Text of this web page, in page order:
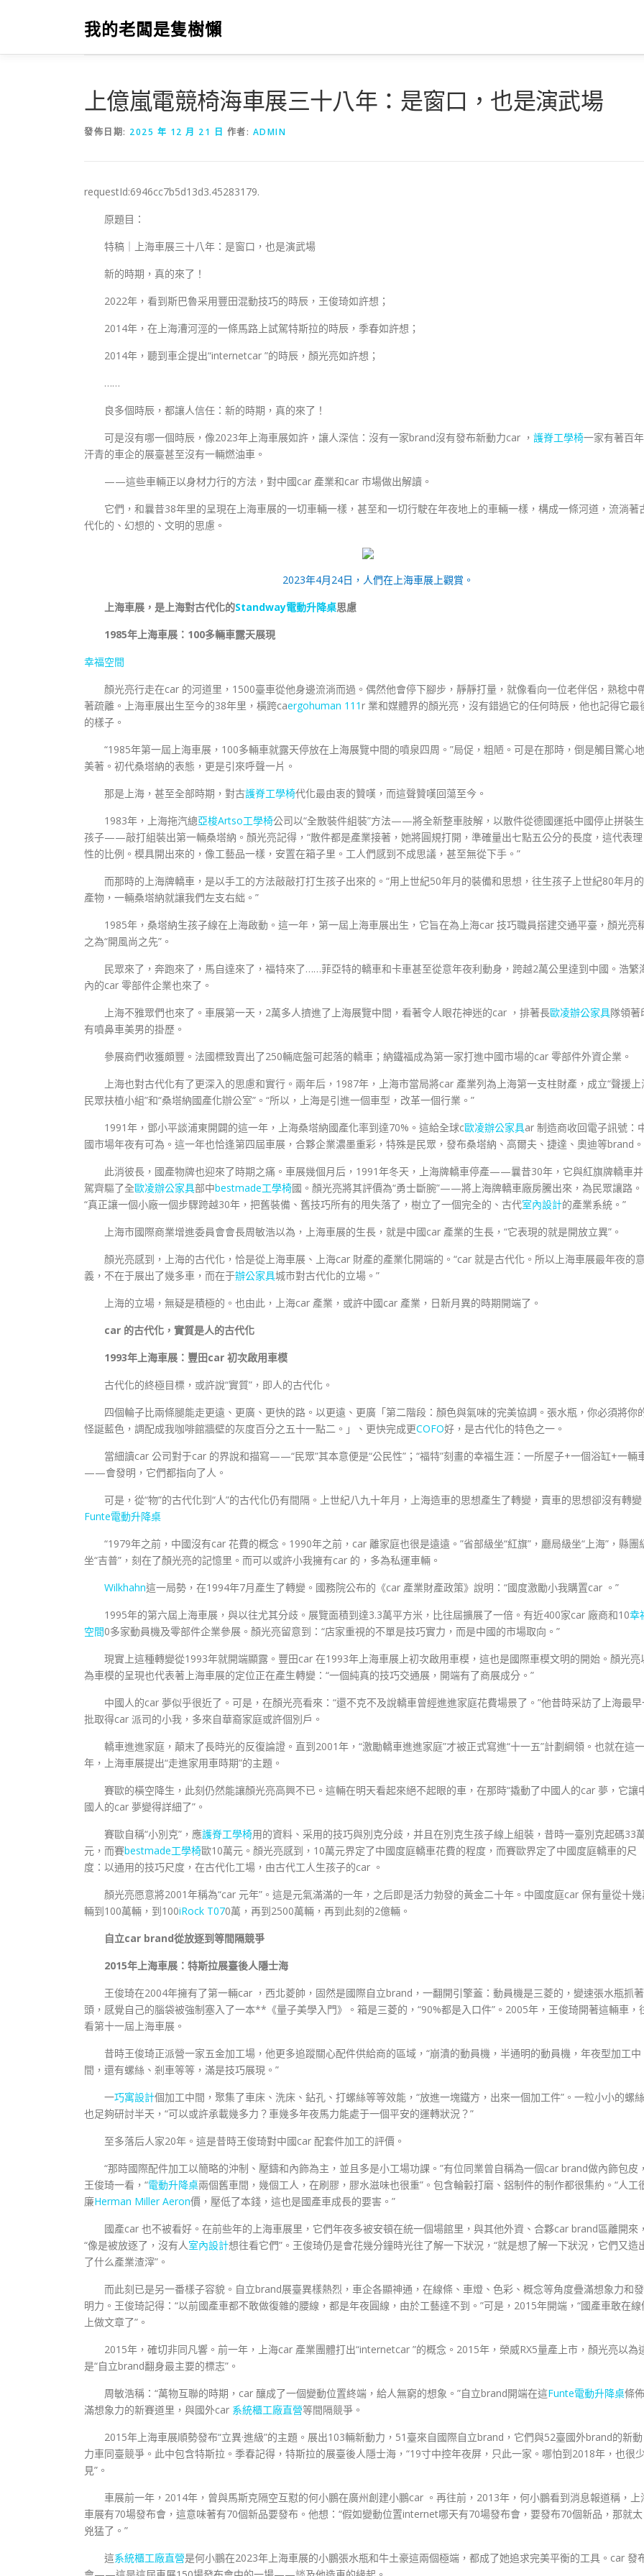
要
我的老闆是隻樹懶
上億嵐電競椅海車展三十八年：是窗口，也是演武場
發佈日期: 2025 年 12 月 21 日 作者: ADMIN
requestId:6946cc7b5d13d3.45283179.
原題目：
特稿｜上海車展三十八年：是窗口，也是演武場
新的時期，真的來了！
2022年，看到斯巴魯采用豐田混動技巧的時辰，王俊琦如許想；
2014年，在上海漕河涇的一條馬路上試駕特斯拉的時辰，季春如許想；
2014年，聽到車企提出“internetcar ”的時辰，顏光亮如許想；
……
良多個時辰，都讓人信任：新的時期，真的來了！
可是沒有哪一個時辰，像2023年上海車展如許，讓人深信：沒有一家brand沒有發布新動力car ， 護脊工學椅一家有著百年
汗青的車企的展臺甚至沒有一輛燃油車。
——這些車輛正以身材力行的方法，對中國car 產業和car 市場做出解讀。
它們，和曩昔38年里的呈現在上海車展的一切車輛一樣，甚至和一切行駛在年夜地上的車輛一樣，構成一條河道，流淌著
代化的、幻想的、文明的思慮。
2023年4月24日，人們在上海車展上觀賞。
上海車展，是上海對古代化的Standway電動升降桌思慮
1985年上海車展：100多輛車露天展現
幸福空間
顏光亮行走在car 的河道里，1500臺車從他身邊流淌而過。偶然他會停下腳步，靜靜打量，就像看向一位老伴侶，熟稔中
著疏離。上海車展出生至今的38年里，橫跨caergohuman 111r 業和媒體界的顏光亮，沒有錯過它的任何時辰，他也記得它最
的樣子。
“1985年第一屆上海車展，100多輛車就露天停放在上海展覽中間的噴泉四周。”局促，粗陋。可是在那時，倒是觸目驚心地
美著。初代桑塔納的表態，更是引來呼聲一片。
那是上海，甚至全部時期，對古護脊工學椅代化最由衷的贊嘆，而這聲贊嘆回蕩至今。
1983年，上海拖汽總亞梭Artso工學椅公司以“全散裝件組裝”方法——將全新整車肢解，以散件從德國運抵中國停止拼裝生
孩子——敲打組裝出第一輛桑塔納。顏光亮記得，“散件都是產業接著，她將圓規打開，準確量出七點五公分的長度，這代表理
性的比例。模具開出來的，像工藝品一樣，安置在箱子里。工人們感到不成思議，甚至無從下手。”
而那時的上海牌轎車，是以手工的方法敲敲打打生孩子出來的。“用上世紀50年月的裝備和思想，往生孩子上世紀80年月的
產物，一輛桑塔納就讓我們左支右絀。”
1985年，桑塔納生孩子線在上海啟動。這一年，第一屆上海車展出生，它旨在為上海car 技巧職員搭建交通平臺，顏光亮
之為“開風尚之先”。
民眾來了，奔跑來了，馬自達來了，福特來了……菲亞特的轎車和卡車甚至從意年夜利動身，跨越2萬公里達到中國。浩繁
內的car 零部件企業也來了。
上海不雅眾們也來了。車展第一天，2萬多人擠進了上海展覽中間，看著令人眼花神迷的car ，排著長歐凌辦公家具隊領著
有噴鼻車美男的掛歷。
參展商們收獲頗豐。法國標致賣出了250輛底盤可起落的轎車；納鐵福成為第一家打進中國市場的car 零部件外資企業。
上海也對古代化有了更深入的思慮和實行。兩年后，1987年，上海市當局將car 產業列為上海第一支柱財產，成立“聲援上
民眾扶植小組”和“桑塔納國產化辦公室”。“所以，上海是引進一個車型，改革一個行業。”
1991年，鄧小平談浦東開闢的這一年，上海桑塔納國產化率到達70%。這給全球c歐凌辦公家具ar 制造商收回電子訊號：
國市場年夜有可為。這一年也恰逢第四屆車展，合夥企業濃墨重彩，特殊是民眾，發布桑塔納、高爾夫、捷達、奧迪等brand。
此消彼長，國產物牌也迎來了時期之痛。車展幾個月后，1991年冬天，上海牌轎車停產——曩昔30年，它與紅旗牌轎車并
駕齊驅了全歐凌辦公家具部中bestmade工學椅國。顏光亮將其評價為“勇士斷腕”——將上海牌轎車廠房騰出來，為民眾讓路。
“真正讓一個小廠一個步驟跨越30年，把舊裝備、舊技巧所有的甩失落了，樹立了一個完全的、古代室內設計的產業系統。”
上海市國際商業增進委員會會長周敏浩以為，上海車展的生長，就是中國car 產業的生長，“它表現的就是開放立異”。
顏光亮感到，上海的古代化，恰是從上海車展、上海car 財產的產業化開端的。“car 就是古代化。所以上海車展最年夜的意
義，不在于展出了幾多車，而在于辦公家具城市對古代化的立場。”
上海的立場，無疑是積極的。也由此，上海car 產業，或許中國car 產業，日新月異的時期開端了。
car 的古代化，實質是人的古代化
1993年上海車展：豐田car 初次啟用車模
古代化的終極目標，或許說“實質”，即人的古代化。
四個輪子比兩條腿能走更遠、更廣、更快的路。以更遠、更廣「第二階段：顏色與氣味的完美協調。張水瓶，你必須將你
怪誕藍色，調配成我咖啡館牆壁的灰度百分之五十一點二。」、更快完成更COFO好，是古代化的特色之一。
當細讀car 公司對于car 的界說和描寫——“民眾”其本意便是“公民性”；“福特”刻畫的幸福生涯：一所屋子+一個浴缸+一輛
——會發明，它們都指向了人。
可是，從“物”的古代化到“人”的古代化仍有間隔。上世紀八九十年月，上海造車的思想產生了轉變，賣車的思想卻沒有轉變
Funte電動升降桌
“1979年之前，中國沒有car 花費的概念。1990年之前，car 離家庭也很是遠遠。”省部級坐“紅旗”，廳局級坐“上海”，縣團
坐“吉普”，刻在了顏光亮的記憶里。而可以或許小我擁有car 的，多為私運車輛。
Wilkhahn這一局勢，在1994年7月產生了轉變。國務院公布的《car 產業財產政策》說明：“國度激勵小我購置car 。”
1995年的第六屆上海車展，與以往尤其分歧。展覽面積到達3.3萬平方米，比往屆擴展了一倍。有近400家car 廠商和10幸
空間0多家動員機及零部件企業參展。顏光亮留意到：“店家重視的不單是技巧實力，而是中國的市場取向。”
現實上這種轉變從1993年就開端顯露。豐田car 在1993年上海車展上初次啟用車模，這也是國際車模文明的開始。顏光亮
為車模的呈現也代表著上海車展的定位正在產生轉變：“一個純真的技巧交通展，開端有了商展成分。”
中國人的car 夢似乎很近了。可是，在顏光亮看來：“還不克不及說轎車曾經進進家庭花費場景了。”他昔時采訪了上海最
批取得car 派司的小我，多來自華裔家庭或許個別戶。
轎車進進家庭，顛末了長時光的反復論證。直到2001年，“激勵轎車進進家庭”才被正式寫進“十一五”計劃綱領。也就在這一
年，上海車展提出“走進家用車時期”的主題。
賽歐的橫空降生，此刻仍然能讓顏光亮高興不已。這輛在明天看起來絕不起眼的車，在那時“撬動了中國人的car 夢，它讓
國人的car 夢變得詳細了”。
賽歐自稱“小別克”，應護脊工學椅用的資料、采用的技巧與別克分歧，并且在別克生孩子線上組裝，昔時一臺別克起碼33
元，而賽bestmade工學椅歐10萬元。顏光亮感到，10萬元界定了中國度庭轎車花費的程度，而賽歐界定了中國度庭轎車的尺
度：以通用的技巧尺度，在古代化工場，由古代工人生孩子的car 。
顏光亮愿意將2001年稱為“car 元年”。這是元氣滿滿的一年，之后即是活力勃發的黃金二十年。中國度庭car 保有量從十幾
輛到100萬輛，到100iRock T070萬，再到2500萬輛，再到此刻的2億輛。
自立car brand從放逐到等間隔競爭
2015年上海車展：特斯拉展臺後人隱士海
王俊琦在2004年擁有了第一輛car ，西北菱帥，固然是國際自立brand，一翻開引擎蓋：動員機是三菱的，變速張水瓶抓著
頭，感覺自己的腦袋被強制塞入了一本**《量子美學入門》。箱是三菱的，“90%都是入口件”。2005年，王俊琦開著這輛車，
看第十一屆上海車展。
昔時王俊琦正派營一家五金加工場，他更多追蹤關心配件供給商的區域，“崩潰的動員機，半通明的動員機，年夜型加工中
間，還有螺絲、剎車等等，滿是技巧展現。”
一巧寓設計個加工中間，聚集了車床、洗床、鉆孔、打螺絲等等效能，“放進一塊鐵方，出來一個加工件”。一粒小小的螺絲
也足夠研討半天，“可以或許承載幾多力？車幾多年夜馬力能處于一個平安的運轉狀況？”
至多落后人家20年。這是昔時王俊琦對中國car 配套件加工的評價。
“那時國際配件加工以簡略的沖制、壓鑄和內飾為主，並且多是小工場功課。”有位同業曾自稱為一個car brand做內飾包皮，
王俊琦一看，“電動升降桌兩個舊車間，幾個工人，在刷膠，膠水滋味也很重”。包含輪轂打磨、鋁制件的制作都很集約。“人工
廉Herman Miller Aeron價，壓低了本錢，這也是國產車成長的要害。”
國產car 也不被看好。在前些年的上海車展里，它們年夜多被安頓在統一個場館里，與其他外資、合夥car brand區離開來，
“像是被放逐了，沒有人室內設計想往看它們”。王俊琦仍是會花幾分鐘時光往了解一下狀況，“就是想了解一下狀況，它們又造
了什么產業渣滓”。
而此刻已是另一番樣子容貌。自立brand展臺異樣熱烈，車企各顯神通，在線條、車燈、色彩、概念等角度疊滿想象力和發
明力。王俊琦記得：“以前國產車都不敢做復雜的腰線，都是年夜圓線，由於工藝達不到。”可是，2015年開端，“國產車敢在線
上做文章了”。
2015年，確切非同凡響。前一年，上海car 產業團體打出“internetcar ”的概念。2015年，榮威RX5量產上市，顏光亮以為
是“自立brand翻身最主要的標志”。
周敏浩稱：“萬物互聯的時期，car 釀成了一個變動位置終端，給人無窮的想象。”自立brand開端在這Funte電動升降桌條佈
滿想象力的新賽道里，與國外car 系統櫃工廠直營等間隔競爭。
2015年上海車展順勢發布“立異·進級”的主題。展出103輛新動力，51臺來自國際自立brand，它們與52臺國外brand的新動
力車同臺競爭。此中包含特斯拉。季春記得，特斯拉的展臺後人隱士海，“19寸中控年夜屏，只此一家。哪怕到2018年，也很少
見”。
車展前一年，2014年，曾與馬斯克隔空互懟的何小鵬在廣州創建小鵬car 。再往前，2013年，何小鵬看到消息報道稱，上
車展有70場發布會，這意味著有70個新品要發布。他想：“假如變動位置internet哪天有70場發布會，要發布70個新品，那就太
兇猛了。”
這系統櫃工廠直營是何小鵬在2023年上海車展的小鵬張水瓶和牛土豪這兩個極端，都成了她追求完美平衡的工具。car 發